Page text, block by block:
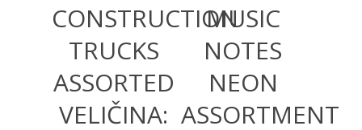
CONSTRUCTION
TRUCKS
ASSORTED
VELIČINA:
MUSIC
NOTES
NEON
ASSORTMENT